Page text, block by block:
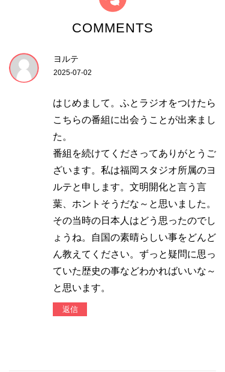
COMMENTS
ヨルテ
2025-07-02
はじめまして。ふとラジオをつけたら
こちらの番組に出会うことが出来まし
た。
番組を続けてくださってありがとうご
ざいます。私は福岡スタジオ所属のヨ
ルテと申します。文明開化と言う言
葉、ホントそうだな～と思いました。
その当時の日本人はどう思ったのでし
ょうね。自国の素晴らしい事をどんど
ん教えてください。ずっと疑問に思っ
ていた歴史の事などわかればいいな～
と思います。
返信